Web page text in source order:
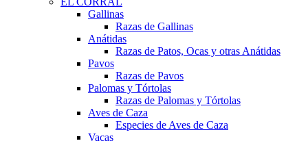
Gallinas
Razas de Gallinas
Anátidas
Razas de Patos, Ocas y otras Anátidas
Pavos
Razas de Pavos
Palomas y Tórtolas
Razas de Palomas y Tórtolas
Aves de Caza
Especies de Aves de Caza
Vacas